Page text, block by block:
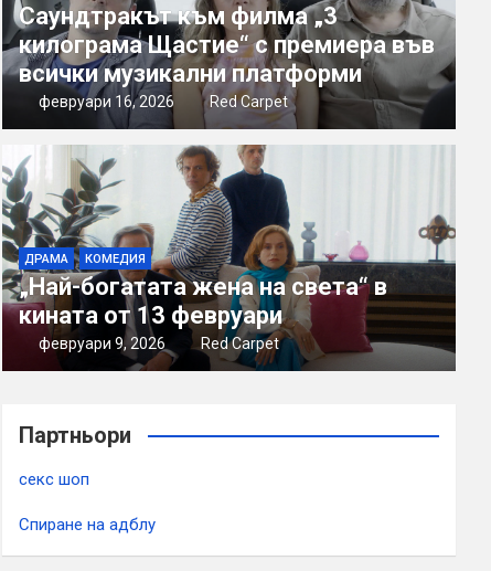
Саундтракът към филма „3
килограма Щастие“ с премиера във
всички музикални платформи
февруари 16, 2026 Red Carpet
ДРАМА КОМЕДИЯ
„Най-богатата жена на света“ в
кината от 13 февруари
февруари 9, 2026 Red Carpet
Партньори
секс шоп
Спиране на адблу